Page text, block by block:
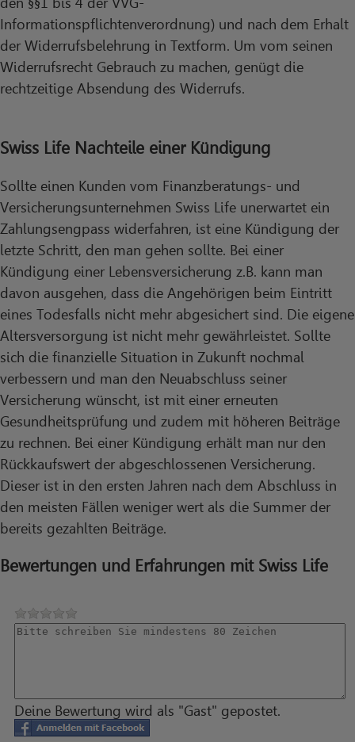
Informationspflichtenverordnung) und nach dem Erhalt
der Widerrufsbelehrung in Textform. Um vom seinen
Widerrufsrecht Gebrauch zu machen, genügt die
rechtzeitige Absendung des Widerrufs.
Swiss Life Nachteile einer Kündigung
Sollte einen Kunden vom Finanzberatungs- und
Versicherungsunternehmen Swiss Life unerwartet ein
Zahlungsengpass widerfahren, ist eine Kündigung der
letzte Schritt, den man gehen sollte. Bei einer
Kündigung einer Lebensversicherung z.B. kann man
davon ausgehen, dass die Angehörigen beim Eintritt
eines Todesfalls nicht mehr abgesichert sind. Die eigene
Altersversorgung ist nicht mehr gewährleistet. Sollte
sich die finanzielle Situation in Zukunft nochmal
verbessern und man den Neuabschluss seiner
Versicherung wünscht, ist mit einer erneuten
Gesundheitsprüfung und zudem mit höheren Beiträge
zu rechnen. Bei einer Kündigung erhält man nur den
Rückkaufswert der abgeschlossenen Versicherung.
Dieser ist in den ersten Jahren nach dem Abschluss in
den meisten Fällen weniger wert als die Summer der
bereits gezahlten Beiträge.
Bewertungen und Erfahrungen mit Swiss Life
Deine Bewertung wird als "Gast" gepostet.